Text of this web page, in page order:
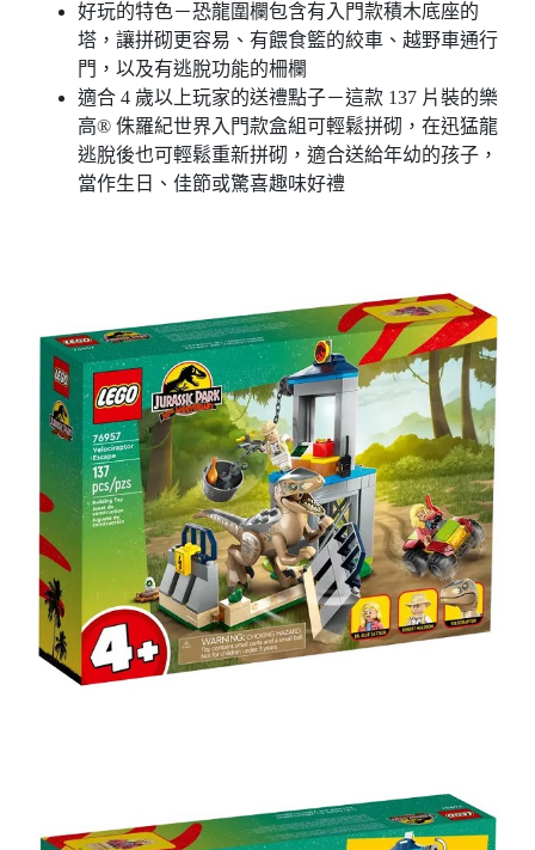
好玩的特色－恐龍圍欄包含有入門款積木底座的
塔，讓拼砌更容易、有餵食籃的絞車、越野車通行
門，以及有逃脫功能的柵欄
適合 4 歲以上玩家的送禮點子－這款 137 片裝的樂
高® 侏羅紀世界入門款盒組可輕鬆拼砌，在迅猛龍
逃脫後也可輕鬆重新拼砌，適合送給年幼的孩子，
當作生日、佳節或驚喜趣味好禮